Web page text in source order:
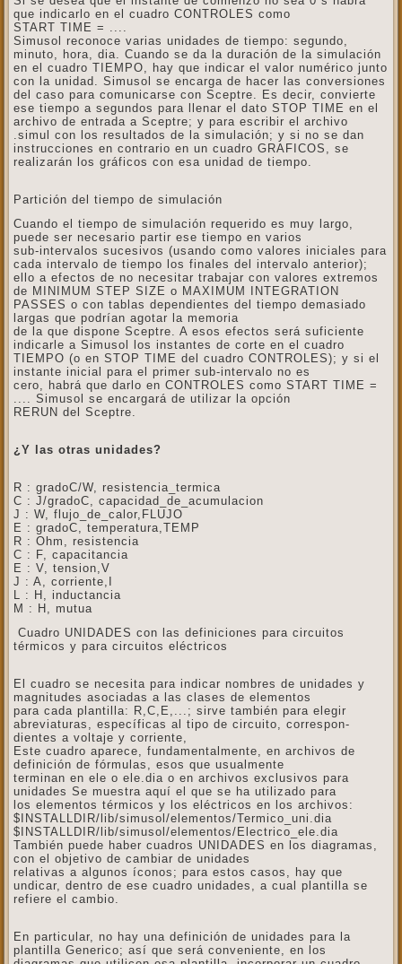
que indicarlo en el cuadro CONTROLES como
START TIME = ....
Simusol reconoce varias unidades de tiempo: segundo,
minuto, hora, dia. Cuando se da la duración de la simulación
en el cuadro TIEMPO, hay que indicar el valor numérico junto
con la unidad. Simusol se encarga de hacer las conversiones
del caso para comunicarse con Sceptre. Es decir, convierte
ese tiempo a segundos para llenar el dato STOP TIME en el
archivo de entrada a Sceptre; y para escribir el archivo
.simul con los resultados de la simulación; y si no se dan
instrucciones en contrario en un cuadro GRAFICOS, se
realizarán los gráficos con esa unidad de tiempo.
Partición del tiempo de simulación
Cuando el tiempo de simulación requerido es muy largo,
puede ser necesario partir ese tiempo en varios
sub-intervalos sucesivos (usando como valores iniciales para
cada intervalo de tiempo los finales del intervalo anterior);
ello a efectos de no necesitar trabajar con valores extremos
de MINIMUM STEP SIZE o MAXIMUM INTEGRATION
PASSES o con tablas dependientes del tiempo demasiado
largas que podrían agotar la memoria
de la que dispone Sceptre. A esos efectos será suficiente
indicarle a Simusol los instantes de corte en el cuadro
TIEMPO (o en STOP TIME del cuadro CONTROLES); y si el
instante inicial para el primer sub-intervalo no es
cero, habrá que darlo en CONTROLES como START TIME =
.... Simusol se encargará de utilizar la opción
RERUN del Sceptre.
¿Y las otras unidades?
R : gradoC/W, resistencia_termica
C : J/gradoC, capacidad_de_acumulacion
J : W, flujo_de_calor,FLUJO
E : gradoC, temperatura,TEMP
R : Ohm, resistencia
C : F, capacitancia
E : V, tension,V
J : A, corriente,I
L : H, inductancia
M : H, mutua
Cuadro UNIDADES con las definiciones para circuitos
térmicos y para circuitos eléctricos
El cuadro se necesita para indicar nombres de unidades y
magnitudes asociadas a las clases de elementos
para cada plantilla: R,C,E,...; sirve también para elegir
abreviaturas, específicas al tipo de circuito, correspon-
dientes a voltaje y corriente,
Este cuadro aparece, fundamentalmente, en archivos de
definición de fórmulas, esos que usualmente
terminan en ele o ele.dia o en archivos exclusivos para
unidades Se muestra aquí el que se ha utilizado para
los elementos térmicos y los eléctricos en los archivos:
$INSTALLDIR/lib/simusol/elementos/Termico_uni.dia
$INSTALLDIR/lib/simusol/elementos/Electrico_ele.dia
También puede haber cuadros UNIDADES en los diagramas,
con el objetivo de cambiar de unidades
relativas a algunos íconos; para estos casos, hay que
undicar, dentro de ese cuadro unidades, a cual plantilla se
refiere el cambio.
En particular, no hay una definición de unidades para la
plantilla Generico; así que será conveniente, en los